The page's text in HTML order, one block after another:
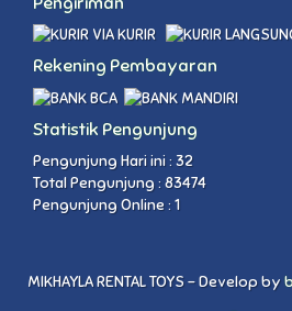
VIA KURIR
Rekening Pembayaran
Statistik Pengunjung
Pengunjung Hari ini : 32
Total Pengunjung : 83474
Pengunjung Online : 1
MIKHAYLA RENTAL TOYS - Develop by